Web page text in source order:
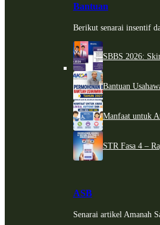
Bantuan
Berikut senarai insentif
SBBS 2026:
Bantuan
Manfaat untuk
STR Fasa 4 –
ASB
Senarai artikel Amanah